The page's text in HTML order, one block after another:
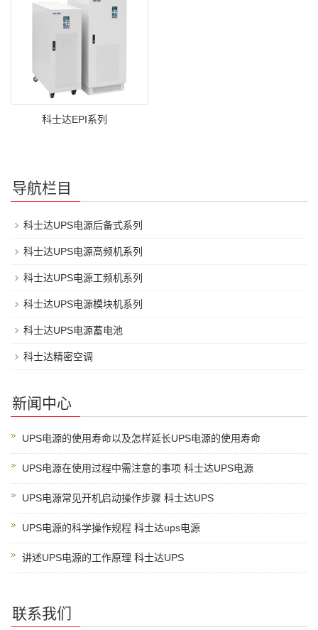
科士达EPI系列
导航栏目
科士达UPS电源后备式系列
科士达UPS电源高频机系列
科士达UPS电源工频机系列
科士达UPS电源模块机系列
科士达UPS电源蓄电池
科士达精密空调
新闻中心
UPS电源的使用寿命以及怎样延长UPS电源的使用寿命
UPS电源在使用过程中需注意的事项 科士达UPS电源
UPS电源常见开机启动操作步骤 科士达UPS
UPS电源的科学操作规程 科士达ups电源
讲述UPS电源的工作原理 科士达UPS
联系我们